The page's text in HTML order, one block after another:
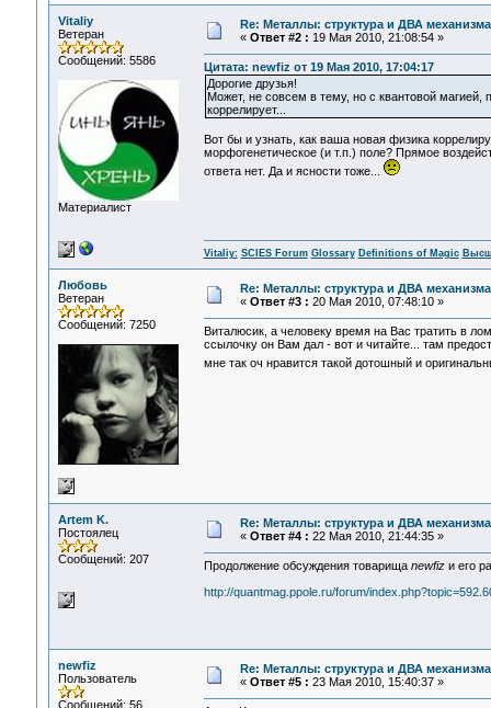
Vitaliy
Ветеран
Сообщений: 5586
Материалист
Re: Металлы: структура и ДВА
« Ответ #2 : 19 Мая 2010, 21:08:54 »
Цитата: newfiz от 19 Мая 2010, 17:04:17
Дорогие друзья!
Может, не совсем в тему, но с квантовой магией,
коррелирует...
Вот бы и узнать, как ваша новая физика
морфогенетическое (и т.п.) поле? Прямое
ответа нет. Да и ясности тоже...
Vitaliy: SCIES Forum Glossary Definitions of Magic
Любовь
Ветеран
Сообщений: 7250
Re: Металлы: структура и ДВА
« Ответ #3 : 20 Мая 2010, 07:48:10 »
Виталюсик, а человеку время на Вас тратить в
ссылочку он Вам дал - вот и читайте... там
мне так оч нравится такой дотошный и
Artem K.
Постоялец
Сообщений: 207
Re: Металлы: структура и ДВА
« Ответ #4 : 22 Мая 2010, 21:44:35 »
Продолжение обсуждения товарища newfizи его
http://quantmag.ppole.ru/forum/
newfiz
Пользователь
Сообщений: 56
Re: Металлы: структура и ДВА
« Ответ #5 : 23 Мая 2010, 15:40:37 »